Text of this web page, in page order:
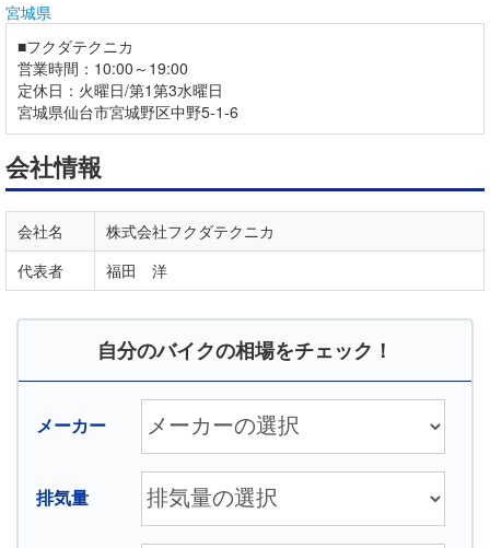
宮城県
■フクダテクニカ
営業時間：10:00～19:00
定休日：火曜日/第1第3水曜日
宮城県仙台市宮城野区中野5-1-6
会社情報
会社名
株式会社フクダテクニカ
代表者
福田 洋
自分のバイクの相場をチェック！
メーカー
排気量